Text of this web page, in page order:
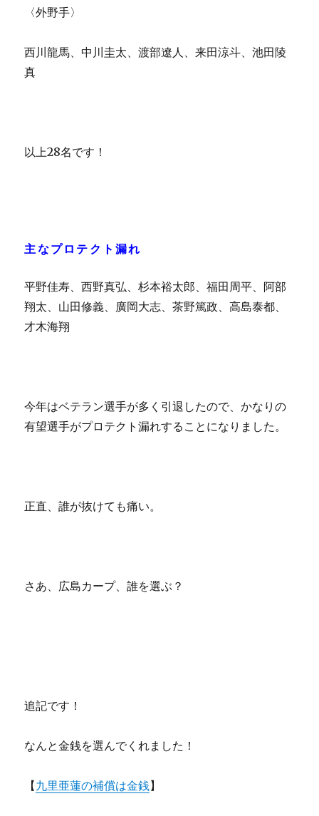
〈外野手〉
西川龍馬、中川圭太、渡部遼人、来田涼斗、池田陵
真
以上28名です！
主なプロテクト漏れ
平野佳寿、西野真弘、杉本裕太郎、福田周平、阿部
翔太、山田修義、廣岡大志、茶野篤政、高島泰都、
才木海翔
今年はベテラン選手が多く引退したので、かなりの
有望選手がプロテクト漏れすることになりました。
正直、誰が抜けても痛い。
さあ、広島カープ、誰を選ぶ？
追記です！
なんと金銭を選んでくれました！
【九里亜蓮の補償は金銭】